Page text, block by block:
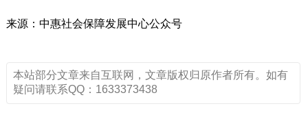
来源：中惠社会保障发展中心公众号
本站部分文章来自互联网，文章版权归原作者所有。如有
疑问请联系QQ：1633373438